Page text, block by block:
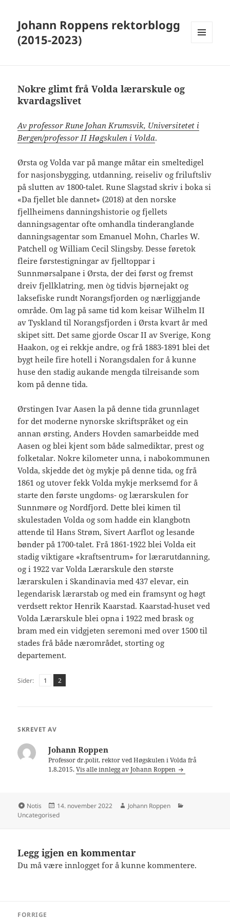
Johann Roppens rektorblogg
(2015-2023)
Nokre glimt frå Volda lærarskule og
kvardagslivet
Av professor Rune Johan Krumsvik, Universitetet i
Bergen/professor II Høgskulen i Volda.
Ørsta og Volda var på mange måtar ein smeltedigel
for nasjonsbygging, utdanning, reiseliv og friluftsliv
på slutten av 1800-talet. Rune Slagstad skriv i boka si
«Da fjellet ble dannet» (2018) at den norske
fjellheimens danningshistorie og fjellets
danningsagentar ofte omhandla tinderanglande
danningsagentar som Emanuel Mohn, Charles W.
Patchell og William Cecil Slingsby. Desse føretok
fleire førstestigningar av fjelltoppar i
Sunnmørsalpane i Ørsta, der dei først og fremst
dreiv fjellklatring, men òg tidvis bjørnejakt og
laksefiske rundt Norangsfjorden og nærliggjande
område. Om lag på same tid kom keisar Wilhelm II
av Tyskland til Norangsfjorden i Ørsta kvart år med
skipet sitt. Det same gjorde Oscar II av Sverige, Kong
Haakon, og ei rekkje andre, og frå 1883-1891 blei det
bygt heile fire hotell i Norangsdalen for å kunne
huse den stadig aukande mengda tilreisande som
kom på denne tida.
Ørstingen Ivar Aasen la på denne tida grunnlaget
for det moderne nynorske skriftspråket og ein
annan ørsting, Anders Hovden samarbeidde med
Aasen og blei kjent som både salmediktar, prest og
folketalar. Nokre kilometer unna, i nabokommunen
Volda, skjedde det òg mykje på denne tida, og frå
1861 og utover fekk Volda mykje merksemd for å
starte den første ungdoms- og lærarskulen for
Sunnmøre og Nordfjord. Dette blei kimen til
skulestaden Volda og som hadde ein klangbotn
attende til Hans Strøm, Sivert Aarflot og lesande
bønder på 1700-talet. Frå 1861-1922 blei Volda eit
stadig viktigare «kraftsentrum» for lærarutdanning,
og i 1922 var Volda Lærarskule den største
lærarskulen i Skandinavia med 437 elevar, ein
legendarisk lærarstab og med ein framsynt og høgt
verdsett rektor Henrik Kaarstad. Kaarstad-huset ved
Volda Lærarskule blei opna i 1922 med brask og
bram med ein vidgjeten seremoni med over 1500 til
stades frå både nærområdet, storting og
departement.
Sider: Side
1 ,
Side
2
SKREVET AV
Johann Roppen
Professor dr.polit, rektor ved Høgskulen i Volda frå
1.8.2015.Vis alle innlegg av Johann Roppen
Format
Notis Publisert
14. november 2022 Forfatter
Johann Roppen
Uncategorised
Legg igjen en kommentar
Du må væreinnlogget for å kunne kommentere.
FORRIGE